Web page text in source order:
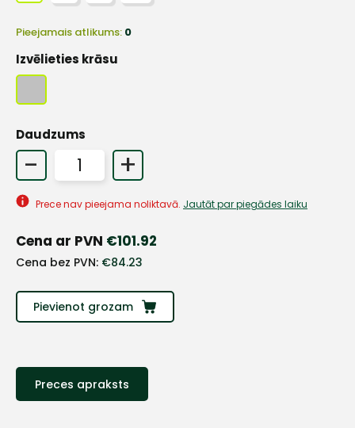
Pieejamais atlikums: 0
Izvēlieties krāsu
Daudzums
- +
Prece nav pieejama noliktavā. Jautāt par piegādes laiku
Cena ar PVN €101.92
Cena bez PVN: €84.23
Pievienot grozam
Preces apraksts
Sazinies
+